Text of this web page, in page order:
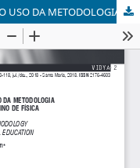
UMA REVISÃO DE LITERATURA SOBRE O USO DA METODOLOGIA SALA DE AULA INVERTIDA PARA O ENSINO DE FÍSICA